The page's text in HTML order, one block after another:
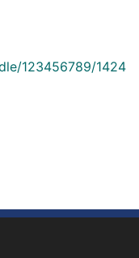
123456789/1424